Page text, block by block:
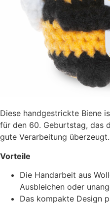
Diese handgestrickte Biene
für den 60. Geburtstag, das
gute Verarbeitung überzeugt.
Vorteile
Die Handarbeit aus
Ausbleichen oder
Das kompakte Design